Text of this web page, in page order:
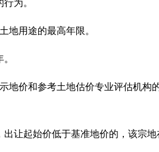
为。
用途的最高年限。
价和参考土地估价专业评估机构
起始价低于基准地价的，该宗地